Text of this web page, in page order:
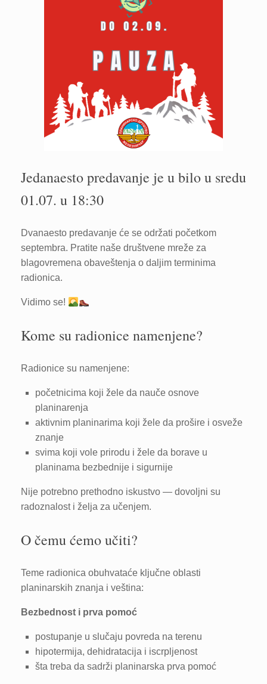
Jedanaesto predavanje je u bilo u sredu
01.07. u 18:30
Dvanaesto predavanje će se održati početkom
septembra. Pratite naše društvene mreže za
blagovremena obaveštenja o daljim terminima
radionica.
Vidimo se!
Kome su radionice namenjene?
Radionice su namenjene:
početnicima koji žele da nauče osnove
planinarenja
aktivnim planinarima koji žele da prošire i osveže
znanje
svima koji vole prirodu i žele da borave u
planinama bezbednije i sigurnije
Nije potrebno prethodno iskustvo — dovoljni su
radoznalost i želja za učenjem.
O čemu ćemo učiti?
Teme radionica obuhvataće ključne oblasti
planinarskih znanja i veština:
Bezbednost i prva pomoć
postupanje u slučaju povreda na terenu
hipotermija, dehidratacija i iscrpljenost
šta treba da sadrži planinarska prva pomoć